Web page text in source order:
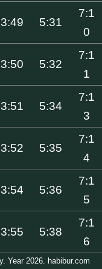
3:49 5:31
7:1
0
3:50 5:32
7:1
1
3:51 5:34
7:1
3
3:52 5:35
7:1
4
3:54 5:36
7:1
5
3:55 5:38
7:1
6
Year 2026. habibur.com